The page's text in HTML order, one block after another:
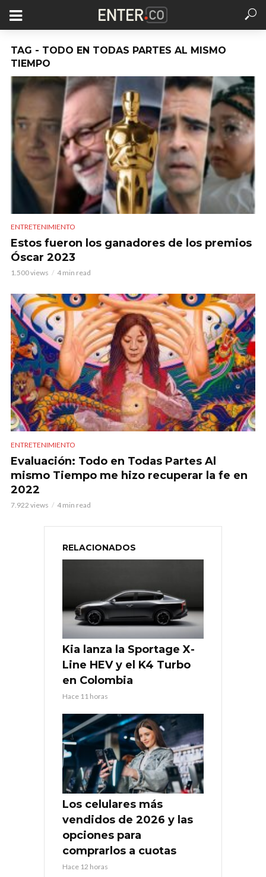
TAG - TODO EN TODAS PARTES AL MISMO
TIEMPO
ENTRETENIMIENTO
Estos fueron los ganadores de los premios
Óscar 2023
1.500 views 4 min read
ENTRETENIMIENTO
Evaluación: Todo en Todas Partes Al
mismo Tiempo me hizo recuperar la fe en
2022
7.922 views 4 min read
RELACIONADOS
Kia lanza la Sportage X-
Line HEV y el K4 Turbo
en Colombia
Hace 11 horas
Los celulares más
vendidos de 2026 y las
opciones para
comprarlos a cuotas
Hace 12 horas